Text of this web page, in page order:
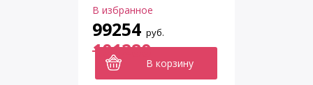
В избранное
99254 руб.
101280
В корзину